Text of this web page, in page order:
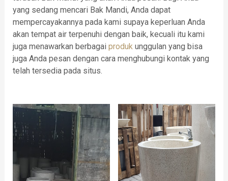
yang sedang mencari Bak Mandi, Anda dapat
mempercayakannya pada kami supaya keperluan Anda
akan tempat air terpenuhi dengan baik, kecuali itu kami
juga menawarkan berbagai produk unggulan yang bisa
juga Anda pesan dengan cara menghubungi kontak yang
telah tersedia pada situs.